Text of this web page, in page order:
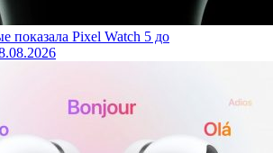
показала Pixel Watch 5 до